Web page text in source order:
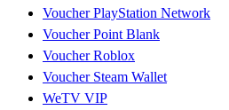
Voucher PlayStation Network
Voucher Point Blank
Voucher Roblox
Voucher Steam Wallet
WeTV VIP